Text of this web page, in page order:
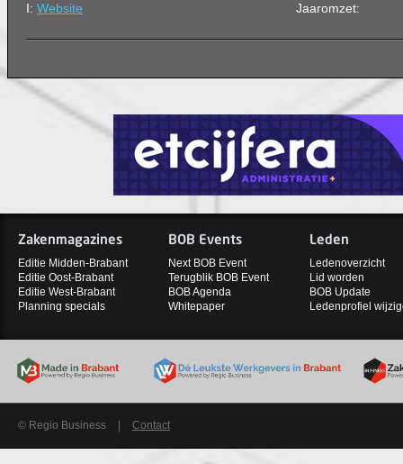
I: Website
Jaaromzet:
Zakenmagazines
Editie Midden-Brabant
Editie Oost-Brabant
Editie West-Brabant
Planning specials
BOB Events
Next BOB Event
Terugblik BOB Event
BOB Agenda
Whitepaper
Leden
Ledenoverzicht
Lid worden
BOB Update
Ledenprofiel
© Regio Business Contact